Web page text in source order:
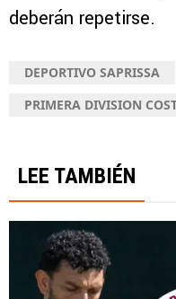
deberán repetirse.
DEPORTIVO SAPRISSA
PRIMERA DIVISION
LEE TAMBIÉN